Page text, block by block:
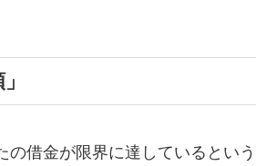
借金が限界に達しているという